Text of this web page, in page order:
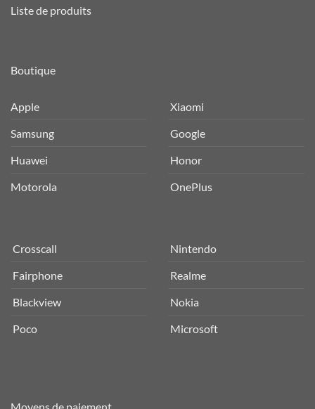
Liste de produits
Boutique
Apple
Samsung
Huawei
Motorola
Xiaomi
Google
Honor
OnePlus
Crosscall
Fairphone
Blackview
Poco
Nintendo
Realme
Nokia
Microsoft